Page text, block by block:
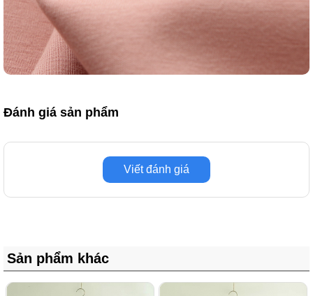
Đánh giá sản phẩm
Viết đánh giá
Sản phẩm khác